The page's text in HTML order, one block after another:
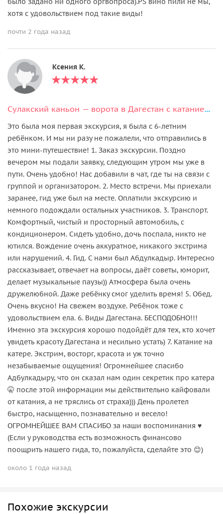
хотя с удовольствием под такие виды!
почти 2 года назад
Ксения К.
Сулакский каньон — ворота в Дагестан с катанием на катере
Это была моя первая экскурсия, я была с 6-летним
ребёнком. И мы ни разу не пожалели, что отправились в
это мини-путешествие! 1. Заказ экскурсии. Поздно
вечером мы подали заявку, следующим утром мы уже в
пути. Очень удобно! Нас добавили в чат, где ты на связи с
группой и организатором. 2. Место встречи. Мы приехали
заранее, гид уже был на месте. Оплатили экскурсию и
немного подождали остальных участников. 3. Транспорт.
Комфортный, чистый и просторный автомобиль, с
кондиционером. Сидеть удобно, дочь поспала, никто не
ютился. Вождение очень аккуратное, никакого экстрима
или нарушений. 4. Гид. С нами был Абдулкадыр. Интересно
рассказывает, отвечает на вопросы, даёт советы, юморит,
делает музыкальные паузы)) Атмосфера была очень
дружелюбной. Даже ребёнку смог уделить время! 5. Обед.
Очень вкусно! На свежем воздухе. Ребёнок тоже с
удовольствием ела. 6. Виды Дагестана. БЕСПОДОБНО!!!
Именно эта экскурсия хорошо подойдёт для тех, кто хочет
увидеть красоту Дагестана и несильно устать) 7. Катание на
катере. Экстрим, восторг, красота и уж точно
незабываемые ощущения! Огромнейшее спасибо
Адбулкадыру, что он сказал нам один секретик про катера
🤫 после этой информации мы действительно кайфовали
от катания, а не тряслись от страха))) День пролетел
быстро, насыщенно, познавательно и весело!
ОГРОМНЕЙШЕЕ ВАМ СПАСИБО за наши воспоминания ♥️
(Если у руководства есть возможность финансово
поощрить нашего гида, то, пожалуйста, сделайте это 😊)
около 1 года назад
Похожие экскурсии